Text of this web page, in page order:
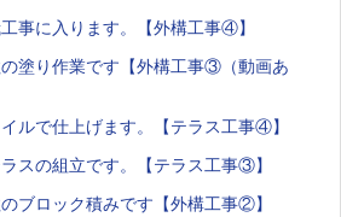
事に入ります。【外構工事④】
塗り作業です【外構工事③（動画あ
ルで仕上げます。【テラス工事④】
スの組立です。【テラス工事③】
ブロック積みです【外構工事②】